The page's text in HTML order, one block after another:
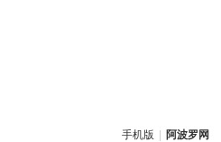
手机版 阿波罗网